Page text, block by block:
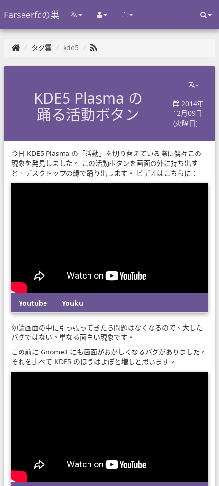
Farseerfcの巣
タグ雲 kde5
KDE5 Plasma の
踊る活動ボタン
2014年
12月09日
(火曜日)
今日 KDE5 Plasma の「活動」を切り替えている際に偶々この
現象を発見しました。 この活動ボタンを画面の外に持ち出す
と、デスクトップの縁で踊り出します。 ビデオはこちらに：
Youtube Youku
勿論画面の中に引っ張ってきたら問題はなくなるので、大した
バグではない。単なる面白い現象です。
この前に Gnome3 にも画面がおかしくなるバグがありました。
それを比べて KDE5 のほうはよぽと増しと思います。